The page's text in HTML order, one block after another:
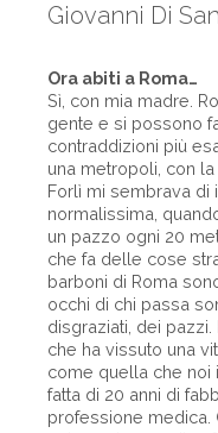
Giovanni Di
Ora abiti a Roma…
Sì, con mia madre.
gente e si possono
contraddizioni più
una metropoli, con
Forlì mi sembrava di
normalissima,
un pazzo ogni 20
che fa delle cose
barboni di Roma
occhi di chi passa
disgraziati, dei
che ha vissuto una
come quella che noi
fatta di 20 anni di
professione medica.